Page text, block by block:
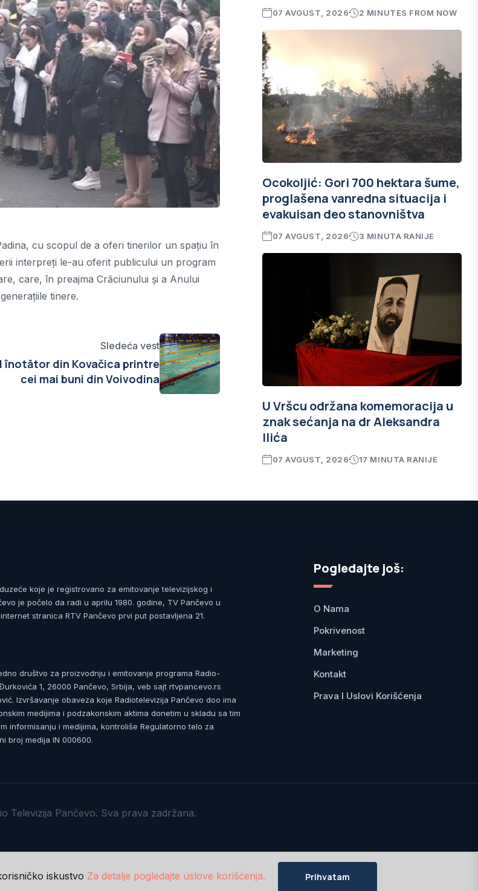
cu scopul de a oferi tinerilor un spațiu în
interpreți le-au oferit publicului un program
care, în preajma Crăciunului și a Anului
tinere.
Sledeća vest
înotător din Kovačica printre
cei mai buni din Voivodina
07 AVGUST, 2026 2 MINUTES FROM NOW
Ocokoljić: Gori 700 hektara šume,
proglašena vanredna situacija i
evakuisan deo stanovništva
07 AVGUST, 2026 3 MINUTA RANIJE
U Vršcu održana komemoracija u
znak sećanja na dr Aleksandra
Ilića
07 AVGUST, 2026 17 MINUTA RANIJE
koje je registrovano za emitovanje televizijskog i
je počelo da radi u aprilu 1980. godine, TV Pančevo u
stranica RTV Pančevo prvi put postavljena 21.
društvo za proizvodnju i emitovanje programa Radio-
1, 26000 Pančevo, Srbija, veb sajt rtvpancevo.rs
Izvršavanje obaveza koje Radiotelevizija Pančevo doo ima
medijima i podzakonskim aktima donetim u skladu sa tim
informisanju i medijima, kontroliše Regulatorno telo za
broj medija IN 000600.
Pogledajte još:
O Nama
Pokrivenost
Marketing
Kontakt
Prava I Uslovi Korišćenja
Televizija Pančevo. Sva prava zadržana.
iskustvo Za detalje pogledajte uslove korišćenja. Prihvatam